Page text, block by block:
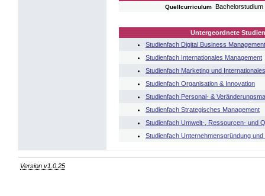
Quellcurriculum
Untergeordnete
Studienfach Digital Business Management
Studienfach Internationales Management
Studienfach Marketing und
Studienfach Organisation & Innovation
Studienfach Personal- &
Studienfach Strategisches Management
Studienfach Umwelt-, Ressourcen- und
Studienfach Unternehmensgründung
Version v1.0.25